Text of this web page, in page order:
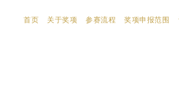
首页 关于奖项 参赛流程 奖项申报范围